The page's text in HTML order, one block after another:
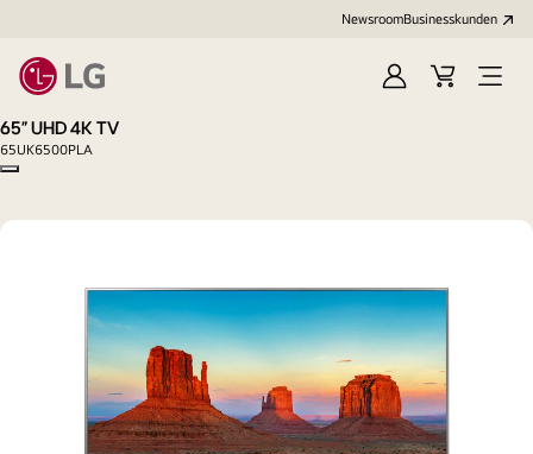
NewsroomBusinesskunden
AnmeldenWarenkorb
Menü
65" UHD 4K TV
65UK6500PLA
Copy model name